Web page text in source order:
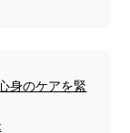
身のケアを緊